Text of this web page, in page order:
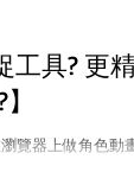
工具? 更精
覽器上做角色動畫